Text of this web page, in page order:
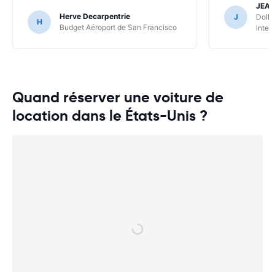
H
Herve Decarpentrie
Budget Aéroport de San Francisco
J
Quand réserver une voiture de
location dans le États-Unis ?